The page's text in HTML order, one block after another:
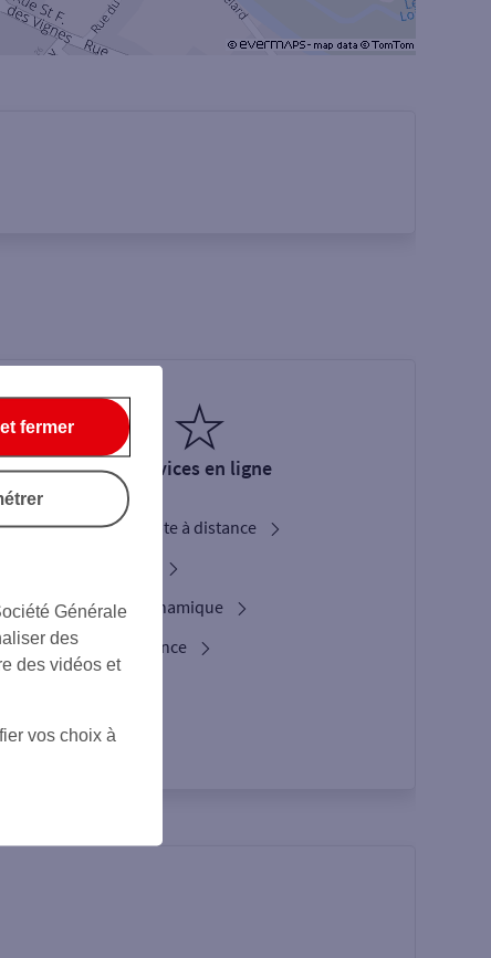
Services en ligne
Ouverture de compte à distance
L'option Crypto Dynamique
Les services d’urgence
Générale
des
des vidéos et
vos choix à
fermer